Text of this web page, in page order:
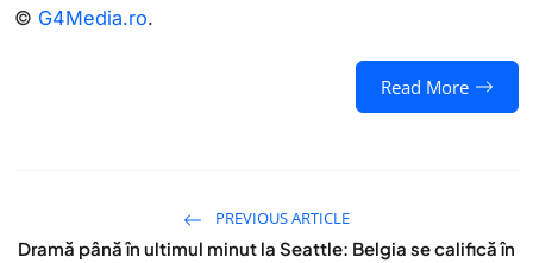
© G4Media.ro.
Read More
PREVIOUS ARTICLE
Dramă până în ultimul minut la Seattle: Belgia se califică în